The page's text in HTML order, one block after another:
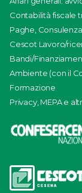
Contabilità fiscale
Paghe,
Cescot Lavoro/
Bandi/
Ambiente (con il
Formazione
Privacy, MEPA e